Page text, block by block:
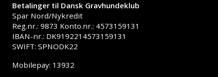
Betalinger til Dansk Gravhundeklub
Spar Nord/Nykredit
Reg.nr.: 9873 Konto.nr.: 4573159131
IBAN-nr.: DK9192214573159131
SWIFT: SPNODK22
Mobilepay: 13932